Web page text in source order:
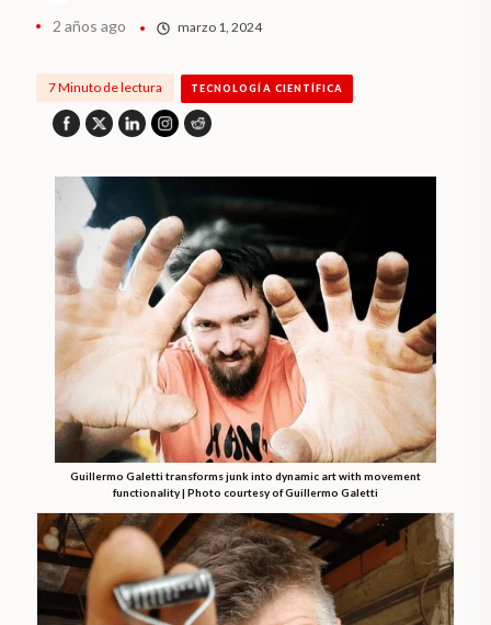
2 años ago marzo 1, 2024
7 Minuto de lectura TECNOLOGÍA CIENTÍFICA
Guillermo Galetti transforms junk into dynamic art with movement
functionality | Photo courtesy of Guillermo Galetti